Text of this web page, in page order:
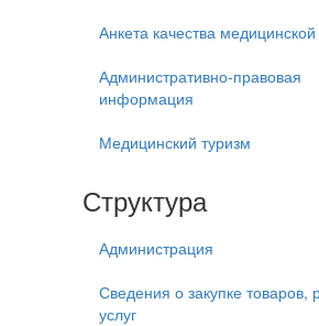
Анкета качества
Административно-правовая
информация
Медицинский туризм
Структура
Администрация
Сведения о закупке товаров,
услуг